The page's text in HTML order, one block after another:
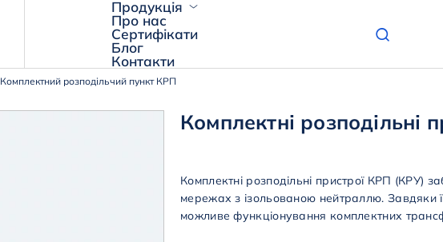
Продукція
Про нас
Сертифікати
Блог
Контакти
Комплектний розподільчий пункт КРП
Комплектні розподільні
Комплектні розподільні пристрої КРП (КРУ)
мережах з ізольованою нейтраллю. Завдяки
можливе функціонування комплектних